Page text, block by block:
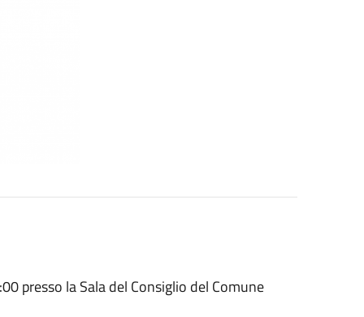
presso la Sala del Consiglio del Comune